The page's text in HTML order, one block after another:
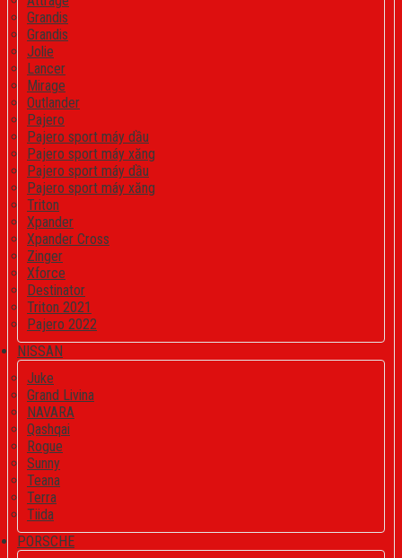
Grandis
Grandis
Jolie
Lancer
Mirage
Outlander
Pajero
Pajero sport máy dầu
Pajero sport máy xăng
Pajero sport máy dầu
Pajero sport máy xăng
Triton
Xpander
Xpander Cross
Zinger
Xforce
Destinator
Triton 2021
Pajero 2022
NISSAN
Juke
Grand Livina
NAVARA
Qashqai
Rogue
Sunny
Teana
Terra
Tiida
PORSCHE